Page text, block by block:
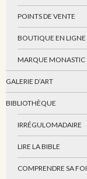
POINTS DE VENTE
BOUTIQUE EN LIGNE
MARQUE MONASTIC
GALERIE D’ART
BIBLIOTHÈQUE
IRRÉGULOMADAIRE
LIRE LA BIBLE
COMPRENDRE SA FOI